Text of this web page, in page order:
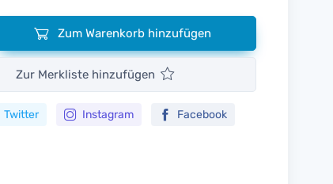
Zum Warenkorb hinzufügen
Zur Merkliste hinzufügen
Twitter Instagram Facebook